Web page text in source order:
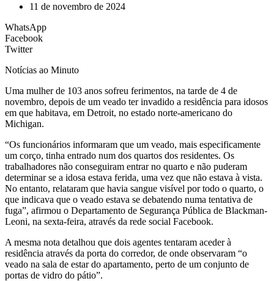
11 de novembro de 2024
WhatsApp
Facebook
Twitter
Notícias ao Minuto
Uma mulher de 103 anos sofreu ferimentos, na tarde de 4 de
novembro, depois de um veado ter invadido a residência para idosos
em que habitava, em Detroit, no estado norte-americano do
Michigan.
“Os funcionários informaram que um veado, mais especificamente
um corço, tinha entrado num dos quartos dos residentes. Os
trabalhadores não conseguiram entrar no quarto e não puderam
determinar se a idosa estava ferida, uma vez que não estava à vista.
No entanto, relataram que havia sangue visível por todo o quarto, o
que indicava que o veado estava se debatendo numa tentativa de
fuga”, afirmou o Departamento de Segurança Pública de Blackman-
Leoni, na sexta-feira, através da rede social Facebook.
A mesma nota detalhou que dois agentes tentaram aceder à
residência através da porta do corredor, de onde observaram “o
veado na sala de estar do apartamento, perto de um conjunto de
portas de vidro do pátio”.